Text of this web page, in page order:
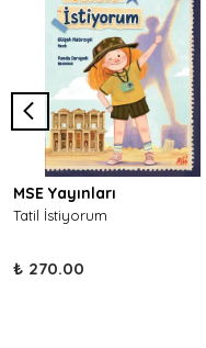
MSE Yayınları
Tatil İstiyorum
₺ 270.00